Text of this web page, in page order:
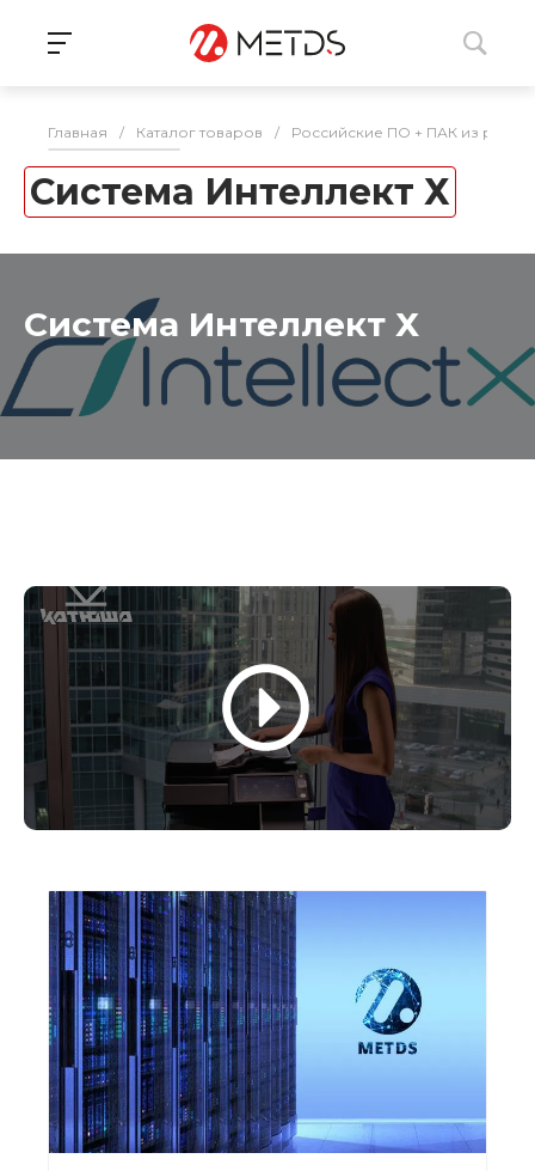
Главная / Каталог товаров / Российские ПО + ПАК из
Система Интеллект Х
Система Интеллект Х